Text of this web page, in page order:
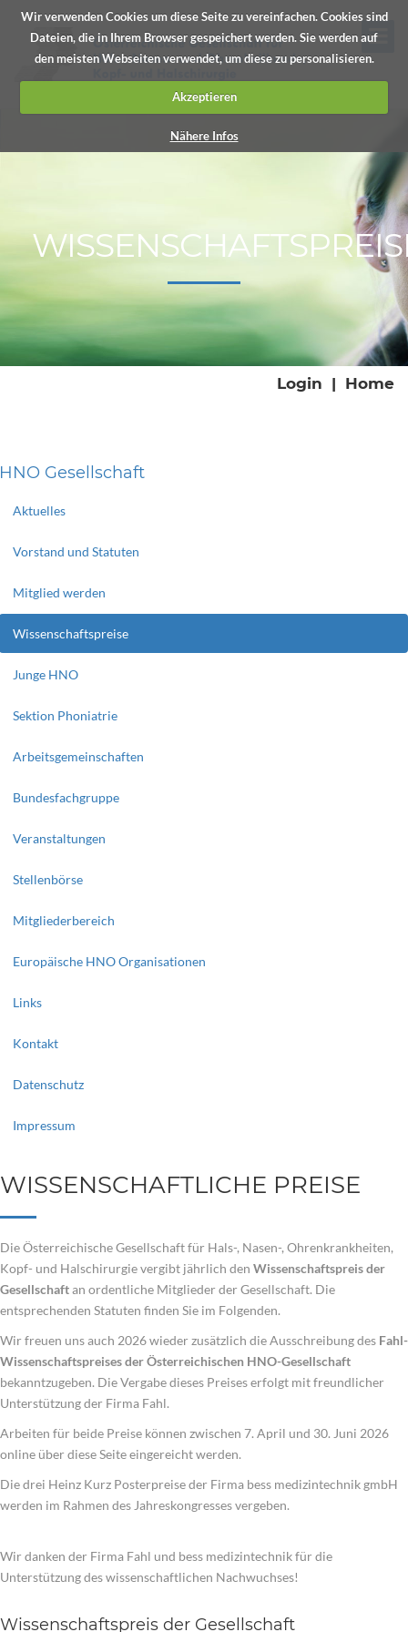
Wir verwenden Cookies um diese Seite zu vereinfachen. Cookies sind
Dateien, die in Ihrem Browser gespeichert werden. Sie werden auf
den meisten Webseiten verwendet, um diese zu personalisieren.
Akzeptieren
Nähere Infos
Login | Home
HNO Gesellschaft
Aktuelles
Vorstand und Statuten
Mitglied werden
Wissenschaftspreise
Junge HNO
Sektion Phoniatrie
Arbeitsgemeinschaften
Bundesfachgruppe
Veranstaltungen
Stellenbörse
Mitgliederbereich
Europäische HNO Organisationen
Links
Kontakt
Datenschutz
Impressum
WISSENSCHAFTLICHE PREISE
Die Österreichische Gesellschaft für Hals-, Nasen-, Ohrenkrankheiten,
Kopf- und Halschirurgie vergibt jährlich den Wissenschaftspreis der
Gesellschaftan ordentliche Mitglieder der Gesellschaft. Die
entsprechenden Statuten finden Sie im Folgenden.
Wir freuen uns auch 2026 wieder zusätzlich die Ausschreibung des Fahl-
Wissenschaftspreises der Österreichischen HNO-Gesellschaft
bekanntzugeben. Die Vergabe dieses Preises erfolgt mit freundlicher
Unterstützung der Firma Fahl.
Arbeiten für beide Preise können zwischen 7. April und 30. Juni 2026
online über diese Seite eingereicht werden.
Die drei Heinz Kurz Posterpreise der Firma bess medizintechnik gmbH
werden im Rahmen des Jahreskongresses vergeben.
Wir danken der Firma Fahl und bess medizintechnik für die
Unterstützung des wissenschaftlichen Nachwuchses!
Wissenschaftspreis der Gesellschaft